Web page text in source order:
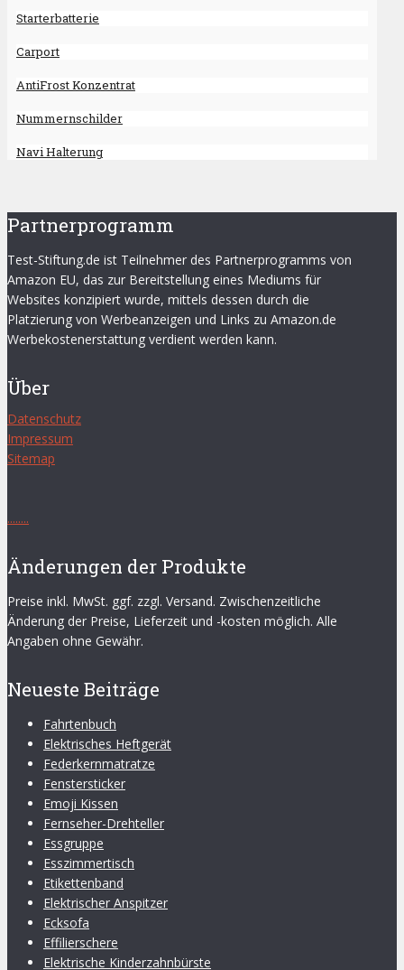
Starterbatterie
Carport
AntiFrost Konzentrat
Nummernschilder
Navi Halterung
Partnerprogramm
Test-Stiftung.de ist Teilnehmer des Partnerprogramms von
Amazon EU, das zur Bereitstellung eines Mediums für
Websites konzipiert wurde, mittels dessen durch die
Platzierung von Werbeanzeigen und Links zu Amazon.de
Werbekostenerstattung verdient werden kann.
Über
Datenschutz
Impressum
Sitemap
........
Änderungen der Produkte
Preise inkl. MwSt. ggf. zzgl. Versand. Zwischenzeitliche
Änderung der Preise, Lieferzeit und -kosten möglich. Alle
Angaben ohne Gewähr.
Neueste Beiträge
Fahrtenbuch
Elektrisches Heftgerät
Federkernmatratze
Fenstersticker
Emoji Kissen
Fernseher-Drehteller
Essgruppe
Esszimmertisch
Etikettenband
Elektrischer Anspitzer
Ecksofa
Effilierschere
Elektrische Kinderzahnbürste